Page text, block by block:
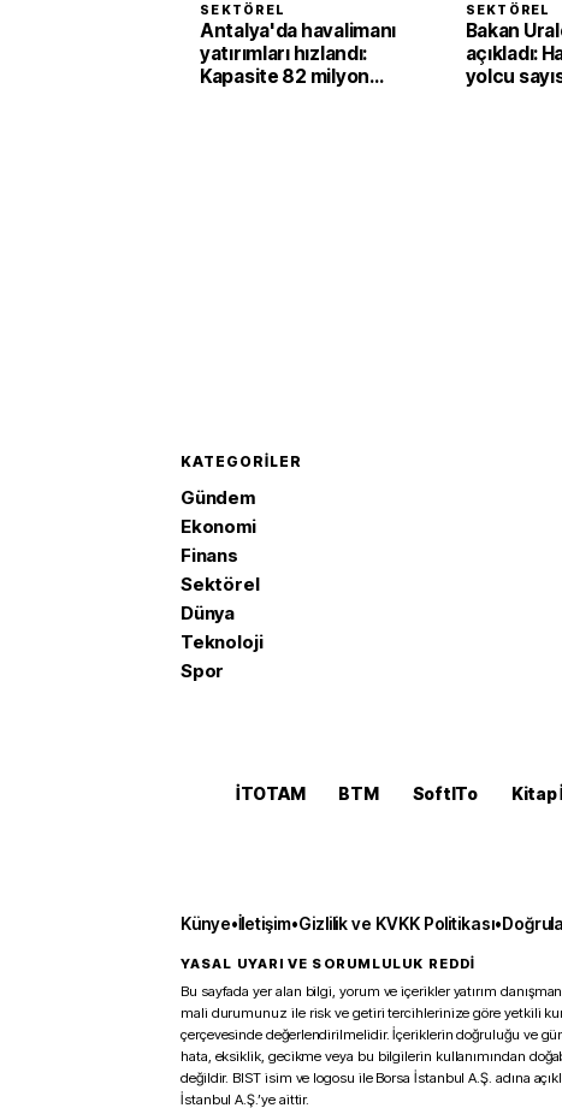
SEKTÖREL
Antalya'da havalimanı
yatırımları hızlandı:
Kapasite 82 milyon
SEKTÖREL
Bakan
açıkladı:
yolcu
KATEGORILER
Gündem
Ekonomi
Finans
Sektörel
Dünya
Teknoloji
Spor
İTOTAM BTM SoftITo Kitap
Künye•İletişim•Gizlilik ve KVKK Politikası•
YASAL UYARI VE SORUMLULUK REDDİ
Bu sayfada yer alan bilgi, yorum ve içerikler yatırım
mali durumunuz ile risk ve getiri tercihlerinize göre yetkili
çerçevesinde değerlendirilmelidir. İçeriklerin doğruluğu ve
hata, eksiklik, gecikme veya bu bilgilerin kullanımından
değildir. BIST isim ve logosu ile Borsa İstanbul A.Ş. adına
İstanbul A.Ş.’ye aittir.